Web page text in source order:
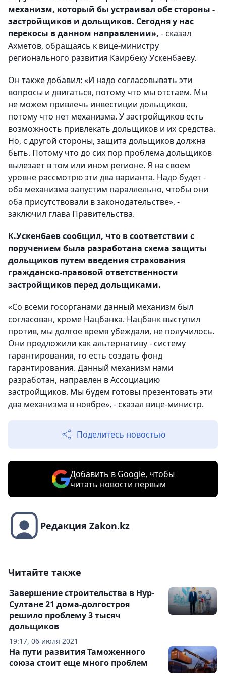
механизм, который бы устраивал обе стороны -
застройщиков и дольщиков. Сегодня у нас
перекосы в данном направлении», - сказал
Ахметов, обращаясь к вице-министру
регионального развития Каирбеку Ускенбаеву.
Он также добавил: «И надо согласовывать эти
вопросы и двигаться, потому что мы отстаем. Мы
не можем привлечь инвестиции дольщиков,
потому что нет механизма. У застройщиков есть
возможность привлекать дольщиков и их средства.
Но, с другой стороны, защита дольщиков должна
быть. Потому что до сих пор проблема дольщиков
вылезает в том или ином регионе. Я на своем
уровне рассмотрю эти два варианта. Надо будет -
оба механизма запустим параллельно, чтобы они
оба присутствовали в законодательстве», -
заключил глава Правительства.
К.Ускенбаев сообщил, что в соответствии с
поручением была разработана схема защиты
дольщиков путем введения страхования
гражданско-правовой ответственности
застройщиков перед дольщиками.
«Со всеми госорганами данный механизм был
согласован, кроме Нацбанка. Нацбанк выступил
против, мы долгое время убеждали, не получилось.
Они предложили как альтернативу - систему
гарантирования, то есть создать фонд
гарантирования. Данный механизм нами
разработан, направлен в Ассоциацию
застройщиков. Мы будем готовы презентовать эти
два механизма в ноябре», - сказал вице-министр.
Поделитесь новостью
Добавить в Google, чтобы
читать новости первым
Редакция Zakon.kz
Читайте также
19:17, 06 июля 2021
Завершение строительства в Нур-
Султане 21 дома-долгостроя
решило проблему 3 тысяч
дольщиков
На пути развития Таможенного
союза стоит еще много проблем